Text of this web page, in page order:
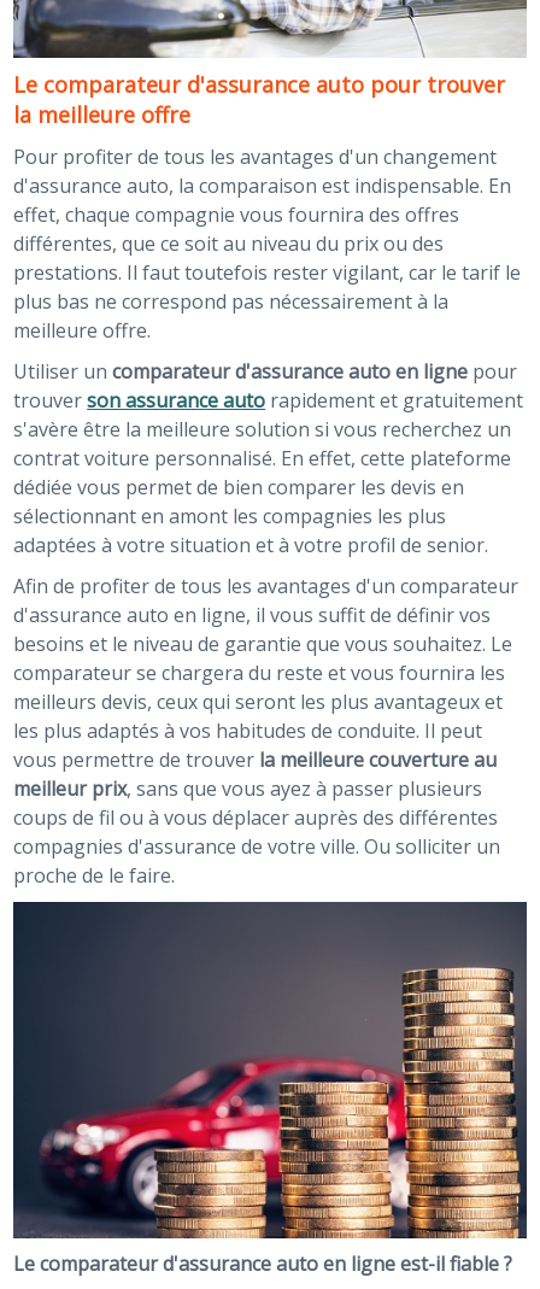
Le comparateur d'assurance auto pour trouver
la meilleure offre
Pour profiter de tous les avantages d'un changement
d'assurance auto, la comparaison est indispensable. En
effet, chaque compagnie vous fournira des offres
différentes, que ce soit au niveau du prix ou des
prestations. Il faut toutefois rester vigilant, car le tarif le
plus bas ne correspond pas nécessairement à la
meilleure offre.
Utiliser uncomparateur d'assurance auto en ligne pour
trouverson assurance auto rapidement et gratuitement
s'avère être la meilleure solution si vous recherchez un
contrat voiture personnalisé. En effet, cette plateforme
dédiée vous permet de bien comparer les devis en
sélectionnant en amont les compagnies les plus
adaptées à votre situation et à votre profil de senior.
Afin de profiter de tous les avantages d'un comparateur
d'assurance auto en ligne, il vous suffit de définir vos
besoins et le niveau de garantie que vous souhaitez. Le
comparateur se chargera du reste et vous fournira les
meilleurs devis, ceux qui seront les plus avantageux et
les plus adaptés à vos habitudes de conduite. Il peut
vous permettre de trouver la meilleure couverture au
meilleur prix, sans que vous ayez à passer plusieurs
coups de fil ou à vous déplacer auprès des différentes
compagnies d'assurance de votre ville. Ou solliciter un
proche de le faire.
Le comparateur d'assurance auto en ligne est-il fiable ?